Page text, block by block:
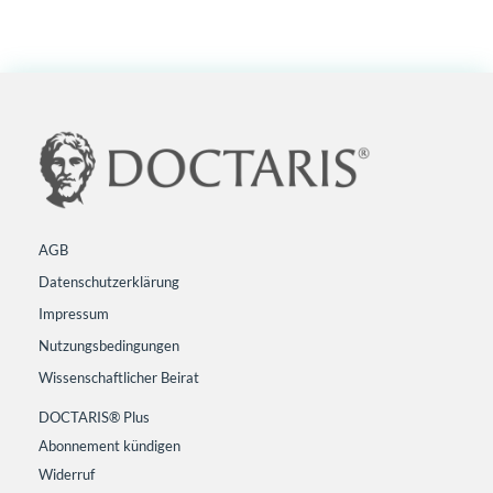
AGB
Datenschutzerklärung
Impressum
Nutzungsbedingungen
Wissenschaftlicher Beirat
DOCTARIS® Plus
Abonnement kündigen
Widerruf